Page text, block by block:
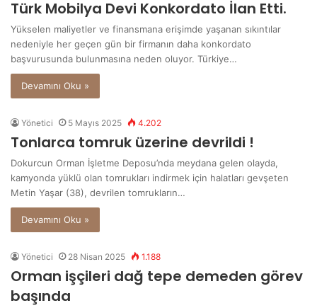
Türk Mobilya Devi Konkordato İlan Etti.
Yükselen maliyetler ve finansmana erişimde yaşanan sıkıntılar
nedeniyle her geçen gün bir firmanın daha konkordato
başvurusunda bulunmasına neden oluyor. Türkiye…
Devamını Oku »
Yönetici 5 Mayıs 2025 4.202
Tonlarca tomruk üzerine devrildi !
Dokurcun Orman İşletme Deposu’nda meydana gelen olayda,
kamyonda yüklü olan tomrukları indirmek için halatları gevşeten
Metin Yaşar (38), devrilen tomrukların…
Devamını Oku »
Yönetici 28 Nisan 2025 1.188
Orman işçileri dağ tepe demeden görev
başında